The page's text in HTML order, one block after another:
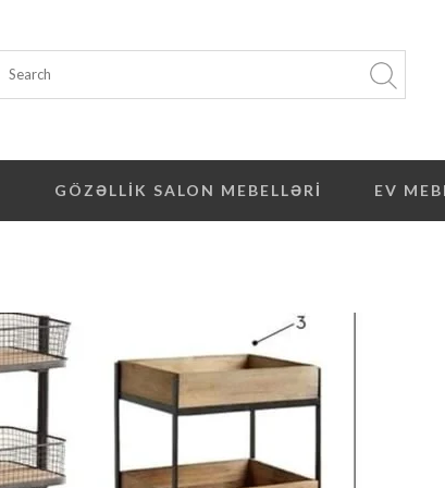
GÖZƏLLIK SALON MEBELLƏRI EV